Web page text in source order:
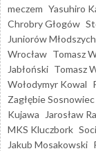
meczem Yasuhiro
Chrobry Głogów
Juniorów Młodszych
Wrocław Tomasz
Jabłoński Tomasz
Wołodymyr Kowal
Zagłębie Sosnowiec
Kujawa
Jarosław
MKS Kluczbork
Jakub Mosakowski